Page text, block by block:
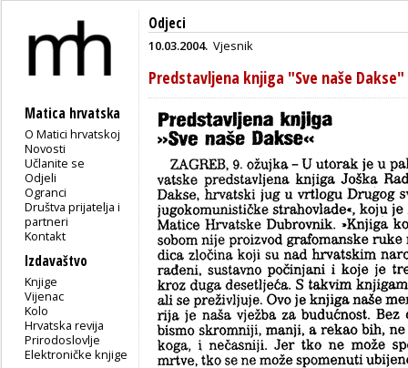
Matica hrvatska
O Matici hrvatskoj
Novosti
Učlanite se
Odjeli
Ogranci
Društva prijatelja i
partneri
Kontakt
Izdavaštvo
Knjige
Vijenac
Kolo
Hrvatska revija
Prirodoslovlje
Elektroničke knjige
Odjeci
10.03.2004. Vjesnik
Predstavljena knjiga "Sve naše Dakse"